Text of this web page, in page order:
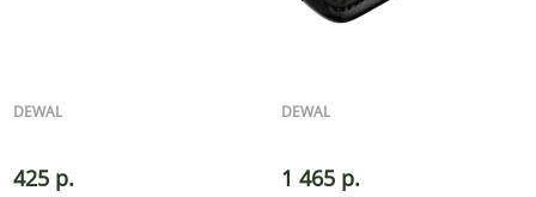
DEWAL
425 р.
DEWAL
1 465 р.